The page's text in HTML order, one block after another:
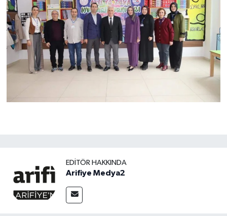
EDITÖR HAKKINDA
Arifiye Medya2